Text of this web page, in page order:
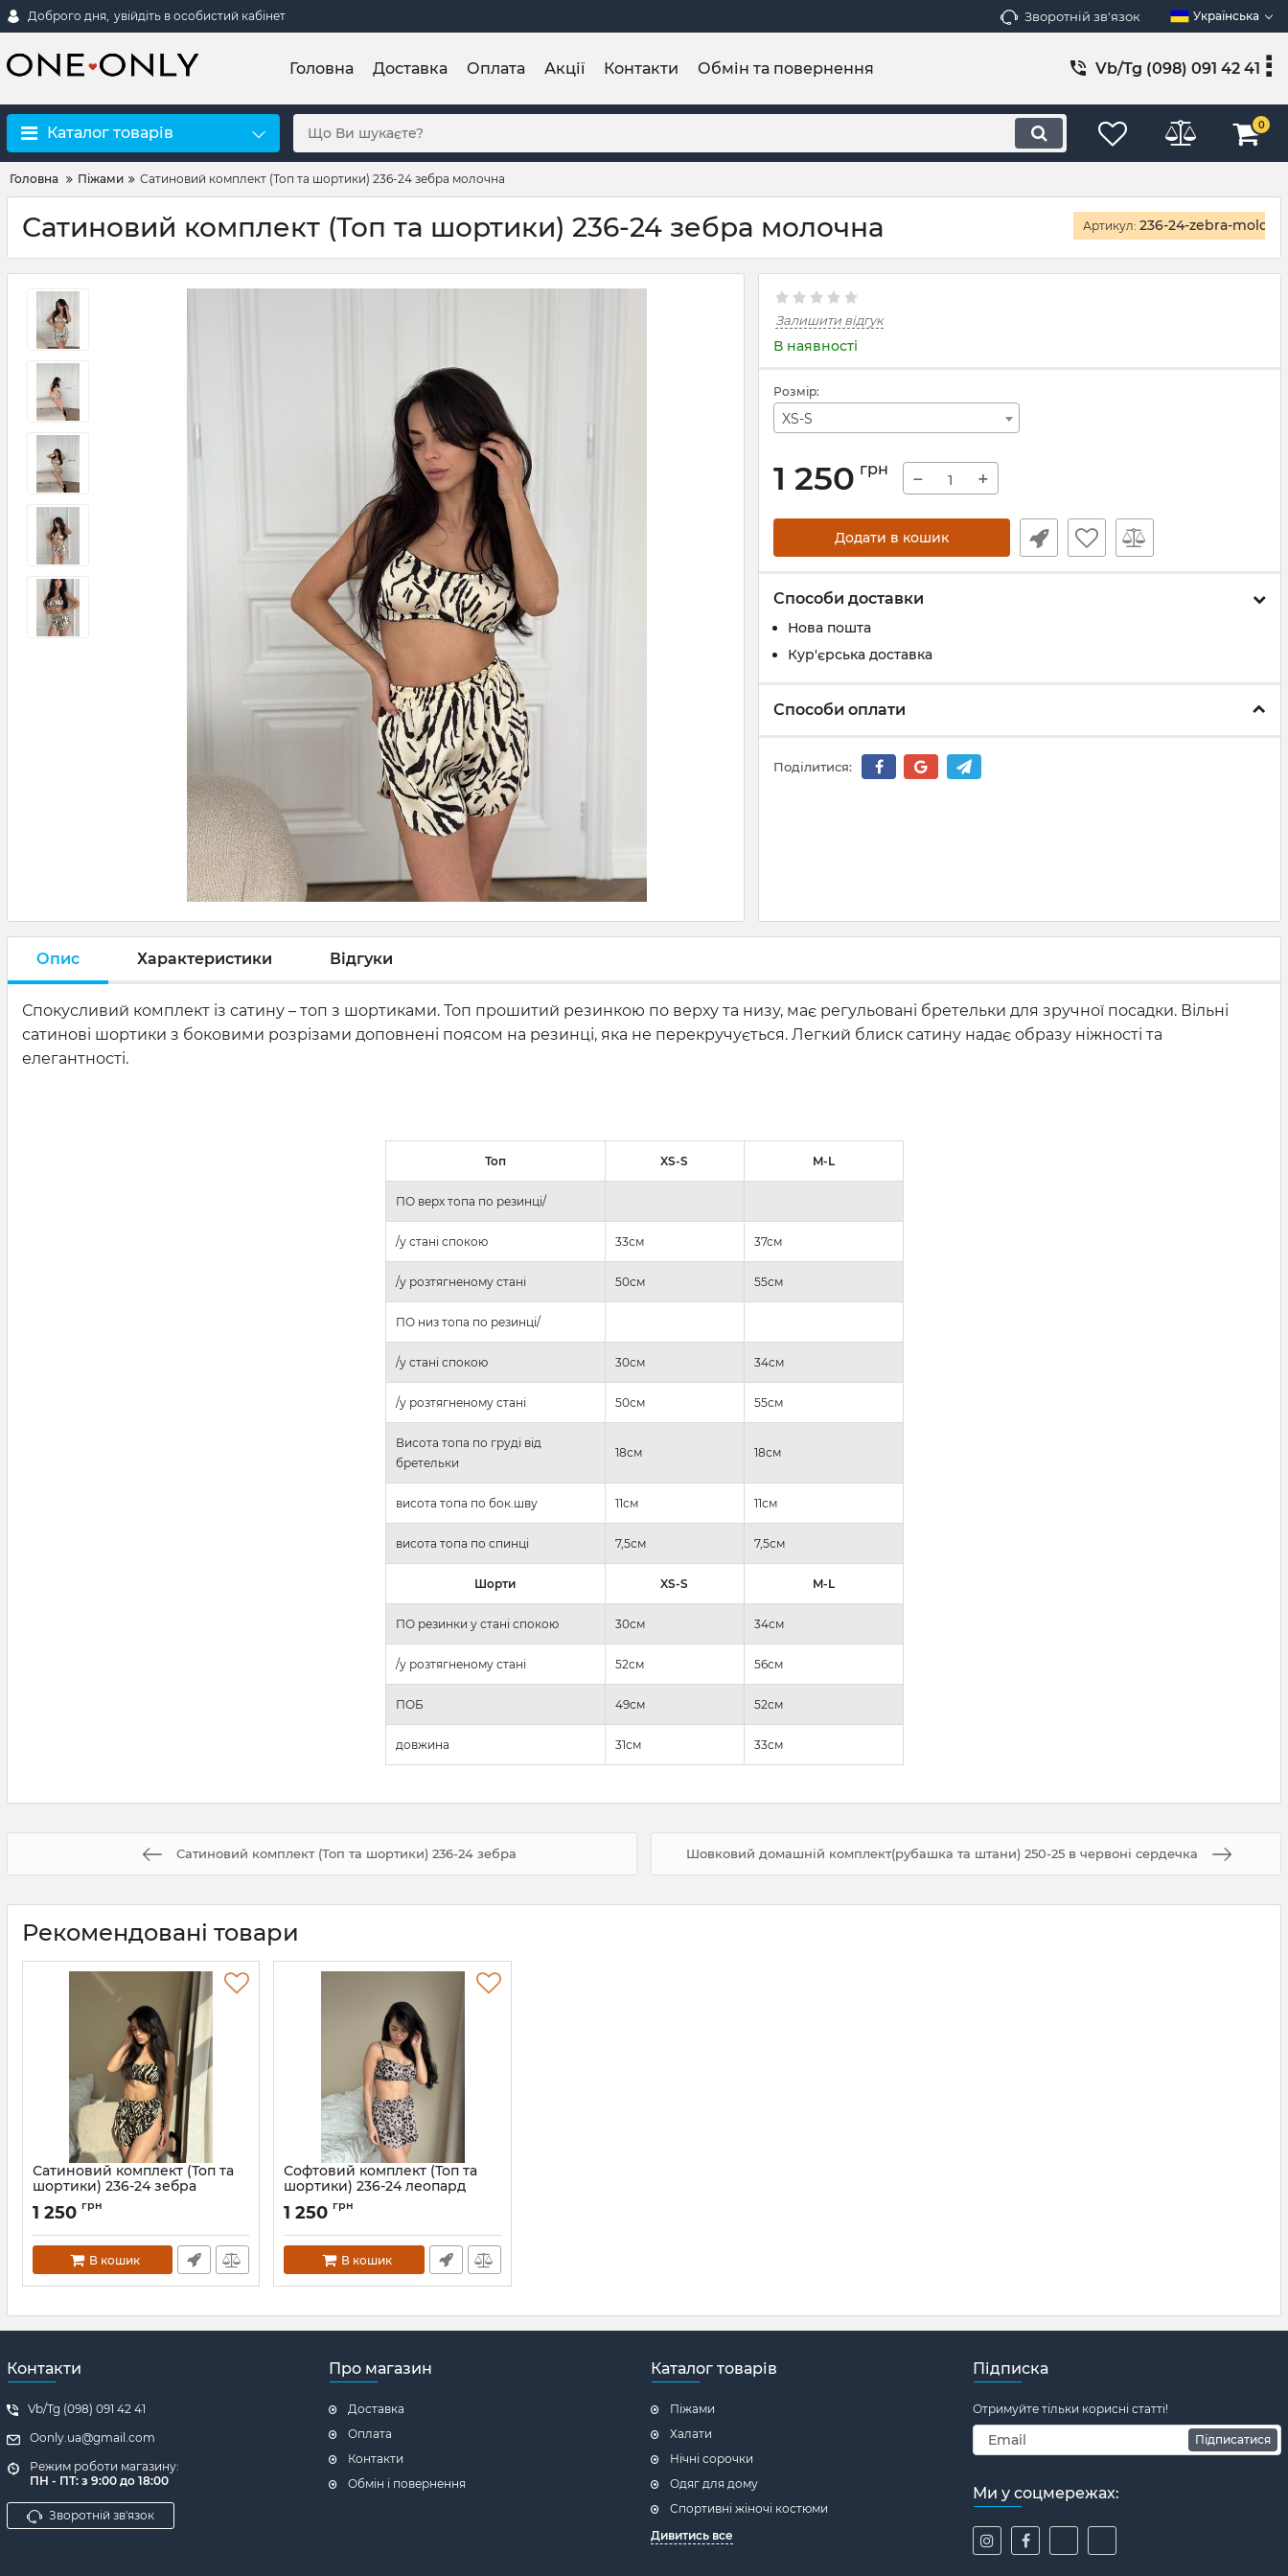
Доброго дня, увійдіть в особистий кабінет Зворотній зв'язок Українська
Головна Доставка Оплата Акції Контакти Обмін та повернення Vb/Tg (098) 091 42 41
Каталог товарів 0
Головна Піжами Сатиновий комплект (Топ та шортики) 236-24 зебра молочна
Сатиновий комплект (Топ та шортики) 236-24 зебра молочна Артикул: 236-24-zebra-
Залишити відгук
В наявності
Розмір:
XS-S
1 250 грн − +
Додати в кошик
Способи доставки
Нова пошта
Кур'єрська доставка
Способи оплати
Поділитися:
Опис Характеристики Відгуки
Спокусливий комплект із сатину – топ з шортиками. Топ прошитий резинкою по верху та низу, має регульовані бретельки для зручної посадки. Вільні
сатинові шортики з боковими розрізами доповнені поясом на резинці, яка не перекручується. Легкий блиск сатину надає образу ніжності та
елегантності.
Топ XS-S M-L
ПО верх топа по резинці/
/у стані спокою 33см 37см
/у розтягненому стані 50см 55см
ПО низ топа по резинці/
/у стані спокою 30см 34см
/у розтягненому стані 50см 55см
Висота топа по груді від
бретельки
18см 18см
висота топа по бок.шву 11см 11см
висота топа по спинці 7,5см 7,5см
Шорти XS-S M-L
ПО резинки у стані спокою 30см 34см
/у розтягненому стані 52см 56см
ПОБ 49см 52см
довжина 31см 33см
Сатиновий комплект (Топ та шортики) 236-24 зебра Шовковий домашній комплект(рубашка та штани) 250-25 в червоні сердечка
Рекомендовані товари
Сатиновий комплект (Топ та
шортики) 236-24 зебра
Артикул: 236-24-zebra-XS
1 250 грн
В кошик
Софтовий комплект (Топ та
шортики) 236-24 леопард
Артикул: 236-24-leopard-XS
1 250 грн
В кошик
Контакти
Vb/Tg (098) 091 42 41
Oonly.ua@gmail.com
Режим роботи магазину:
ПН - ПТ: з 9:00 до 18:00
Зворотній зв'язок
Про магазин
Доставка
Оплата
Контакти
Обмін і повернення
Каталог товарів
Піжами
Халати
Нічні сорочки
Одяг для дому
Спортивні жіночі костюми
Дивитись все
Підписка
Отримуйте тільки корисні статті!
Підписатися
Ми у соцмережах: